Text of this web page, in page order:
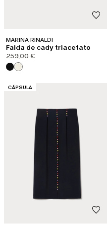
MARINA RINALDI
Falda de cady triacetato
259,00 €
CATEGORÍA:
CÁPSULA